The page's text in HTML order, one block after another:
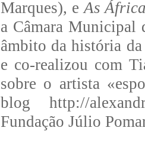
Marques), e As
a Câmara Municipal
âmbito da história
e co-realizou com
sobre o artista
blog http://
Fundação Júlio